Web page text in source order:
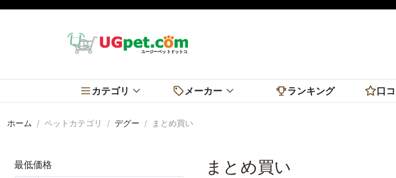
カテゴリ メーカー ランキング 口
ホーム ペットカテゴリ デグー まとめ買い
最低価格 まとめ買い